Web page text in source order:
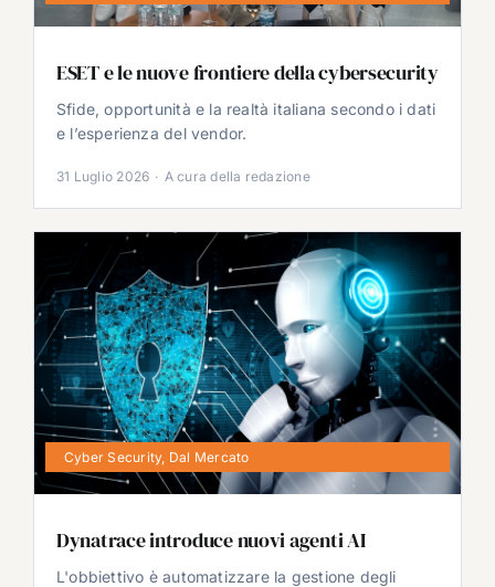
ESET e le nuove frontiere della cybersecurity
Sfide, opportunità e la realtà italiana secondo i dati
e l’esperienza del vendor.
31 Luglio 2026 · A cura della redazione
Cyber Security, Dal Mercato
Dynatrace introduce nuovi agenti AI
L'obbiettivo è automatizzare la gestione degli